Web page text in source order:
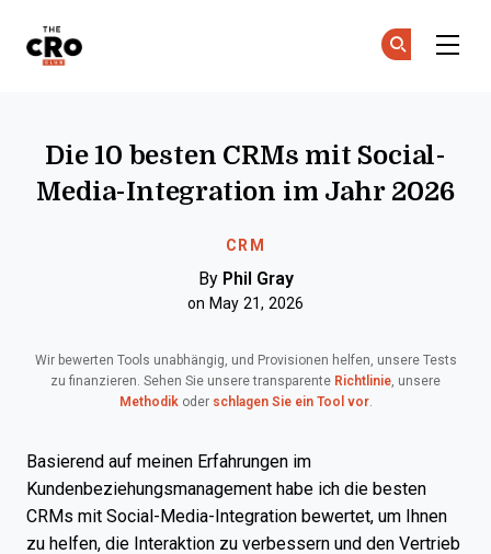
CRM
Die 10 besten CRMs mit Social-
Media-Integration im Jahr 2026
By Phil Gray
on May 21, 2026
Wir bewerten Tools unabhängig, und Provisionen helfen, unsere Tests
zu finanzieren. Sehen Sie unsere transparente Richtlinie, unsere
Methodikoder schlagen Sie ein Tool vor.
Basierend auf meinen Erfahrungen im
Kundenbeziehungsmanagement habe ich die besten
CRMs mit Social-Media-Integration bewertet, um Ihnen
zu helfen, die Interaktion zu verbessern und den Vertrieb